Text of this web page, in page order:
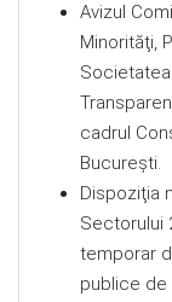
Avizul
Minorităţi,
cadrul
Bucureşti.
Dispoziţia
Sectorului
temporar
publice